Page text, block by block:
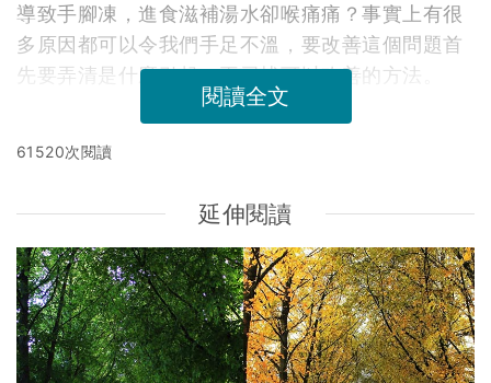
導致手腳凍，進食滋補湯水卻喉痛痛？事實上有很
多原因都可以令我們手足不溫，要改善這個問題首
先要弄清是什麼引起，再尋找可以改善的方法。
閱讀全文
61520次閱讀
延伸閱讀